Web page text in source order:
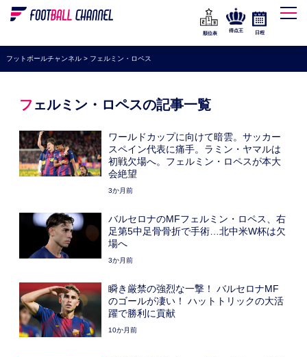
WEリーグ
海外サッカー
プレミアリーグ
ラ・リーガ
ブンデスリーガ
UEFA
ナショナルチーム
高校サッカー
動画
順位表
得点王 日程
フットボールチャンネル> フェルミン・ロペス
フェルミン・ロペスの記事一覧
ワールドカップに向けて暗雲。サッカー
スペイン代表に痛手。ラミン・ヤマルは
初戦欠場へ。フェルミン・ロペスが本大
会絶望
3か月前
バルセロナのMFフェルミン・ロペス、右
足第5中足骨骨折で手術…北中米W杯は欠
場へ
3か月前
瞬き厳禁の強烈な一撃！ バルセロナMF
のゴールが凄い！ ハットトリックの大活
躍で勝利に貢献
10か月前